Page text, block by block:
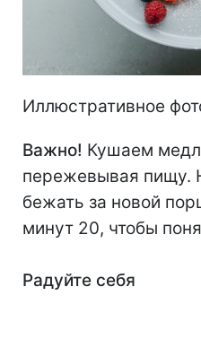
Иллюстративное
Важно! Кушаем
пережевывая пищу.
бежать за новой
минут 20, чтобы
Радуйте себя